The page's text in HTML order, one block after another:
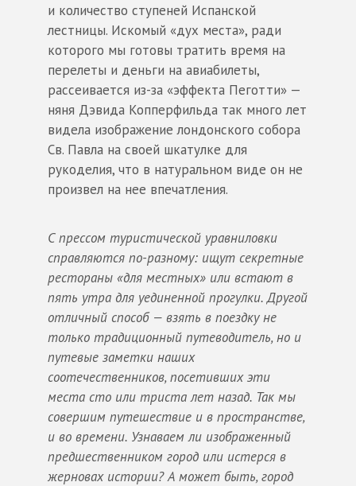
и количество ступеней Испанской
лестницы. Искомый «дух места», ради
которого мы готовы тратить время на
перелеты и деньги на авиабилеты,
рассеивается из-за «эффекта Пеготти» —
няня Дэвида Копперфильда так много лет
видела изображение лондонского собора
Св. Павла на своей шкатулке для
рукоделия, что в натуральном виде он не
произвел на нее впечатления.
С прессом туристической уравниловки
справляются по-разному: ищут секретные
рестораны «для местных» или встают в
пять утра для уединенной прогулки. Другой
отличный способ — взять в поездку не
только традиционный путеводитель, но и
путевые заметки наших
соотечественников, посетивших эти
места сто или триста лет назад. Так мы
совершим путешествие и в пространстве,
и во времени. Узнаваем ли изображенный
предшественником город или истерся в
жерновах истории? А может быть, город